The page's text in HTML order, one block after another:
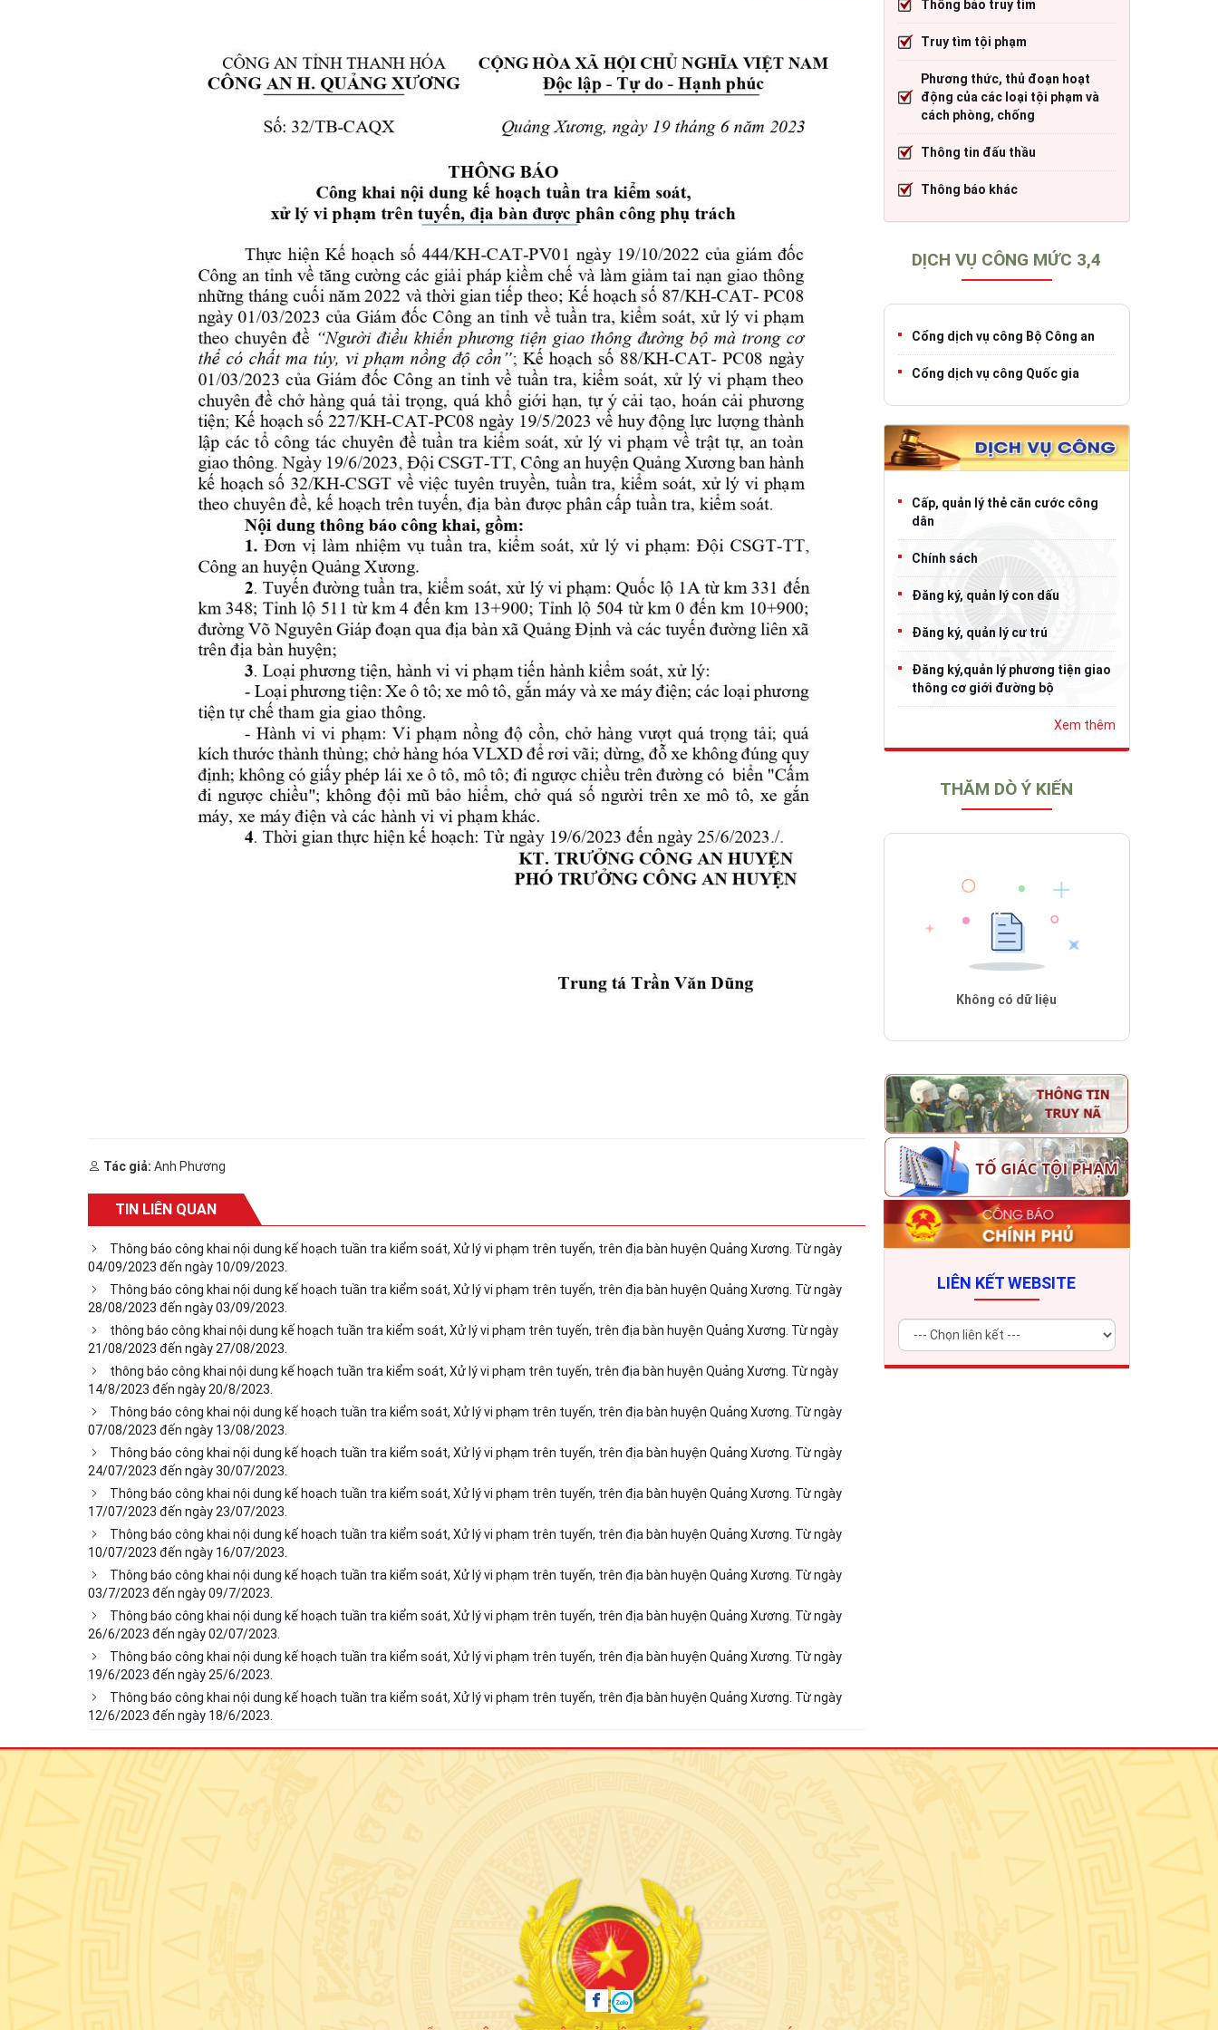
Kỷ niệm 80 năm Ngày truyền thống lực lượng An ninh nhân dân (12/7/1946 - 12/7/2026)
Chế độ chính sách
Pháp chế
Trang TTĐT Cục CSGT đường bộ
Trang TTĐT Sở Giao thông vận tải tỉnh
Trang TTĐT Cục Đăng kiểm Việt Nam
Thông tin đấu thầu
Thông báo khác
Tác giả: Anh Phương
TIN LIÊN QUAN
Thông báo công khai nội dung kế hoạch tuần tra kiểm soát, Xử lý vi phạm trên tuyến, trên địa bàn huyện Quảng Xương. Từ ngày
04/09/2023 đến ngày 10/09/2023.
Thông báo công khai nội dung kế hoạch tuần tra kiểm soát, Xử lý vi phạm trên tuyến, trên địa bàn huyện Quảng Xương. Từ ngày
28/08/2023 đến ngày 03/09/2023.
thông báo công khai nội dung kế hoạch tuần tra kiểm soát, Xử lý vi phạm trên tuyến, trên địa bàn huyện Quảng Xương. Từ ngày
21/08/2023 đến ngày 27/08/2023.
thông báo công khai nội dung kế hoạch tuần tra kiểm soát, Xử lý vi phạm trên tuyến, trên địa bàn huyện Quảng Xương. Từ ngày
14/8/2023 đến ngày 20/8/2023.
Thông báo công khai nội dung kế hoạch tuần tra kiểm soát, Xử lý vi phạm trên tuyến, trên địa bàn huyện Quảng Xương. Từ ngày
07/08/2023 đến ngày 13/08/2023.
Thông báo công khai nội dung kế hoạch tuần tra kiểm soát, Xử lý vi phạm trên tuyến, trên địa bàn huyện Quảng Xương. Từ ngày
24/07/2023 đến ngày 30/07/2023.
Thông báo công khai nội dung kế hoạch tuần tra kiểm soát, Xử lý vi phạm trên tuyến, trên địa bàn huyện Quảng Xương. Từ ngày
17/07/2023 đến ngày 23/07/2023.
Thông báo công khai nội dung kế hoạch tuần tra kiểm soát, Xử lý vi phạm trên tuyến, trên địa bàn huyện Quảng Xương. Từ ngày
10/07/2023 đến ngày 16/07/2023.
Thông báo công khai nội dung kế hoạch tuần tra kiểm soát, Xử lý vi phạm trên tuyến, trên địa bàn huyện Quảng Xương. Từ ngày
03/7/2023 đến ngày 09/7/2023.
Thông báo công khai nội dung kế hoạch tuần tra kiểm soát, Xử lý vi phạm trên tuyến, trên địa bàn huyện Quảng Xương. Từ ngày
26/6/2023 đến ngày 02/07/2023.
Thông báo công khai nội dung kế hoạch tuần tra kiểm soát, Xử lý vi phạm trên tuyến, trên địa bàn huyện Quảng Xương. Từ ngày
19/6/2023 đến ngày 25/6/2023.
Thông báo công khai nội dung kế hoạch tuần tra kiểm soát, Xử lý vi phạm trên tuyến, trên địa bàn huyện Quảng Xương. Từ ngày
12/6/2023 đến ngày 18/6/2023.
Thông báo truy tìm
Truy tìm tội phạm
Phương thức, thủ đoạn hoạt
động của các loại tội phạm và
cách phòng, chống
Thông tin đấu thầu
Thông báo khác
DỊCH VỤ CÔNG MỨC 3,4
Cổng dịch vụ công Bộ Công an
Cổng dịch vụ công Quốc gia
Cấp, quản lý thẻ căn cước công
dân
Chính sách
Đăng ký, quản lý con dấu
Đăng ký, quản lý cư trú
Đăng ký,quản lý phương tiện giao
thông cơ giới đường bộ
Xem thêm
THĂM DÒ Ý KIẾN
Không có dữ liệu
LIÊN KẾT WEBSITE